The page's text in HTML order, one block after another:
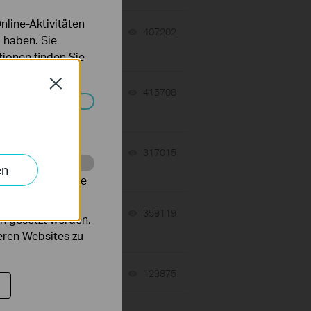
07-31-2026 407202
07-17-2026 415708
07-16-2026 317015
359119
129875
Close
Aktivitäten
Sie
finden Sie
nicht
um die
gesetzt werden,
Websites zu